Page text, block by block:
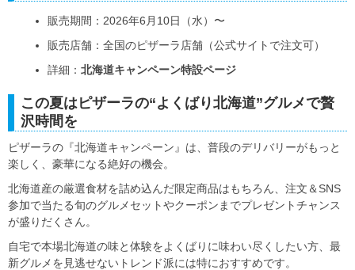
販売期間：2026年6月10日（水）〜
販売店舗：全国のピザーラ店舗（公式サイトで注文可）
詳細： 北海道キャンペーン特設ページ
この夏はピザーラの“よくばり北海道”グルメで贅
沢時間を
ピザーラの『北海道キャンペーン』は、普段のデリバリーがもっと
楽しく、豪華になる絶好の機会。
北海道産の厳選食材を詰め込んだ限定商品はもちろん、注文＆SNS
参加で当たる旬のグルメセットやクーポンまでプレゼントチャンス
が盛りだくさん。
自宅で本場北海道の味と体験をよくばりに味わい尽くしたい方、最
新グルメを見逃せないトレンド派には特におすすめです。